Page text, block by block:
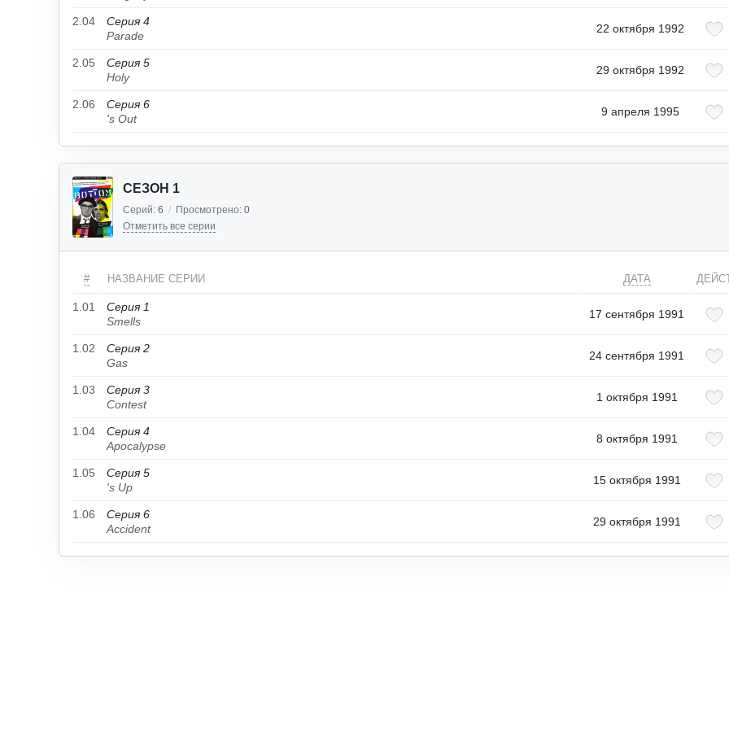
2.04
Серия 4
Parade
22 октября 1992
2.05
Серия 5
Holy
29 октября 1992
2.06
Серия 6
's Out
9 апреля 1995
СЕЗОН 1
Серий: 6 / Просмотрено: 0
Отметить все серии
# НАЗВАНИЕ СЕРИИ ДАТА
1.01
Серия 1
Smells
17 сентября 1991
1.02
Серия 2
Gas
24 сентября 1991
1.03
Серия 3
Contest
1 октября 1991
1.04
Серия 4
Apocalypse
8 октября 1991
1.05
Серия 5
's Up
15 октября 1991
1.06
Серия 6
Accident
29 октября 1991